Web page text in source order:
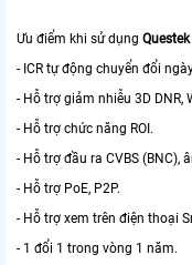
Ưu điểm khi sử dụng
- ICR tự động chuyển đổi
- Hỗ trợ giảm nhiễu 3D DNR,
- Hỗ trợ chức năng ROI.
- Hỗ trợ đầu ra CVBS (BNC),
- Hỗ trợ PoE, P2P.
- Hỗ trợ xem trên điện thoại
- 1 đổi 1 trong vòng 1 năm.